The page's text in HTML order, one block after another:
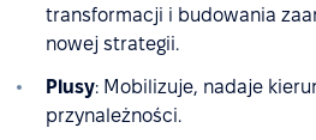
transformacji i budowania
nowej strategii.
Plusy: Mobilizuje, nadaje
przynależności.